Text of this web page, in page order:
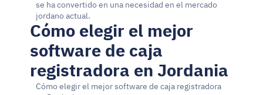
se ha convertido en una necesidad en el mercado
jordano actual.
Cómo elegir el mejor
software de caja
registradora en Jordania
Cómo elegir el mejor software de caja registradora